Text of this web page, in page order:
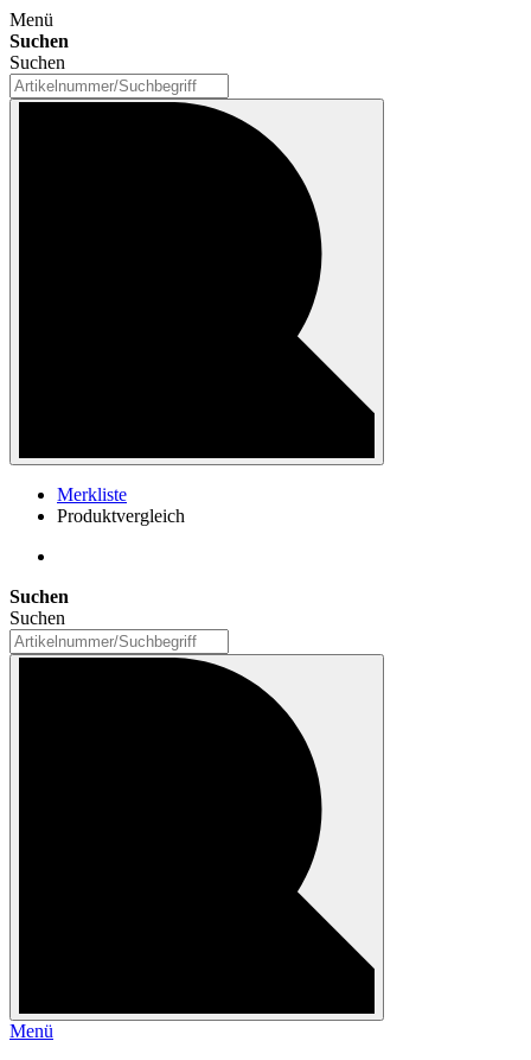
Menü
Suchen
Suchen
Merkliste
Produktvergleich
Suchen
Suchen
Menü